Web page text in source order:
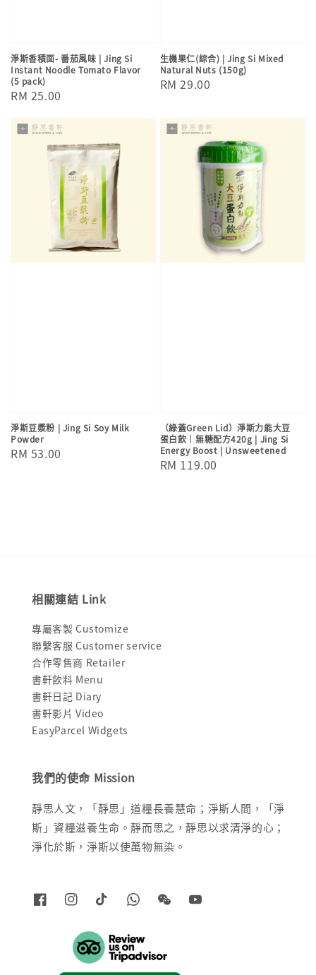
淨斯香積面- 番茄風味 | Jing Si
Instant Noodle Tomato Flavor
(5 pack)
Regular
RM 25.00
生機果仁(綜合) | Jing Si Mixed
Natural Nuts (150g)
Regular
RM 29.00
淨斯豆漿粉 | Jing Si Soy Milk
Powder
Regular
RM 53.00
（綠蓋Green Lid）淨斯力能大豆
蛋白飲｜無糖配方420g | Jing Si
Energy Boost | Unsweetened
Regular
RM 119.00
相關連結 Link
專屬客製 Customize
聯繫客服 Customer service
合作零售商 Retailer
書軒飲料 Menu
書軒日記 Diary
書軒影片 Video
EasyParcel Widgets
我們的使命 Mission
靜思人文，「靜思」道糧長養慧命；淨斯人間，「淨
斯」資糧滋養生命。靜而思之，靜思以求清淨的心；
淨化於斯，淨斯以使萬物無染。